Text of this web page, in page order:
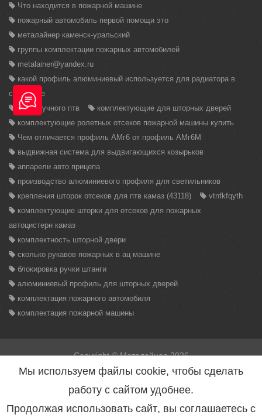
Что находится в пожарной машине
пожарный автомобиль первой помощи это
металайнер каменск-уральский
группы комплектации пожарных автомобилей
metalainer@yandex.ru
какой профиль алюминиевый используется для радиатора в
снегоходе
виды ручного птв
комплектующие для шторных дверей
комплектующие ролетных отсеков пожарной машины купить
Чем отличается профиль АМг6 от профиль АМг6М
выдвижная система для выдвигающихся козырьков
аппарели авто прицепа
производство алюминиевого профиля для светильников
крепления шторок отсеков для птв камаз (43118)
vtnfkfqyth
комплектующие шторки для отсеков для пожарных
автоцистерн камаз
комплектность шторной двери
сколько рукавов пожарных в ац машине
блокировка ручки штанги
алюминиевый профиль для шторных дверей
комплектация пожарного автомобиля
комплектация пожарной машины
Copyright © Металайнер 2026
Вся информация находящаяся на данном сайте, может быть
использована только с разрешения администрации сайта.
Нарушение данного правила повлечет за собой меры
предусмотренные статьей 146 УК РФ.
Политика конфиденциальности персональных данных
Согласие на обработку персональных данных
Мы используем файлы cookie, чтобы сделать
работу с сайтом удобнее.
Продолжая использовать сайт, вы соглашаетесь с